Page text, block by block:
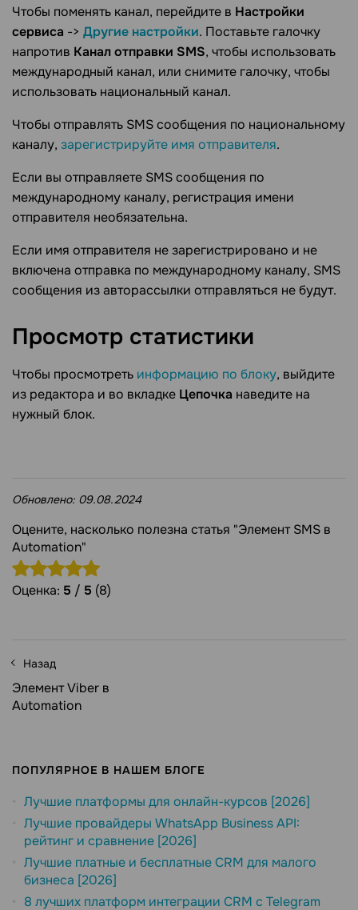
Чтобы поменять канал, перейдите в Настройки
сервиса -> Другие настройки. Поставьте галочку
напротив Канал отправки SMS, чтобы использовать
международный канал, или снимите галочку, чтобы
использовать национальный канал.
Чтобы отправлять SMS сообщения по национальному
каналу, зарегистрируйте имя отправителя.
Если вы отправляете SMS сообщения по
международному каналу, регистрация имени
отправителя необязательна.
Если имя отправителя не зарегистрировано и не
включена отправка по международному каналу, SMS
сообщения из авторассылки отправляться не будут.
Просмотр статистики
Чтобы просмотреть информацию по блоку, выйдите
из редактора и во вкладке Цепочка наведите на
нужный блок.
Обновлено: 09.08.2024
Оцените, насколько полезна статья "Элемент SMS в
Automation"
Оценка: 5 / 5 (8)
Назад
Элемент Viber в
Automation
ПОПУЛЯРНОЕ В НАШЕМ БЛОГЕ
Лучшие платформы для онлайн-курсов [2026]
Лучшие провайдеры WhatsApp Business API:
рейтинг и сравнение [2026]
Лучшие платные и бесплатные CRM для малого
бизнеса [2026]
8 лучших платформ интеграции CRM с Telegram